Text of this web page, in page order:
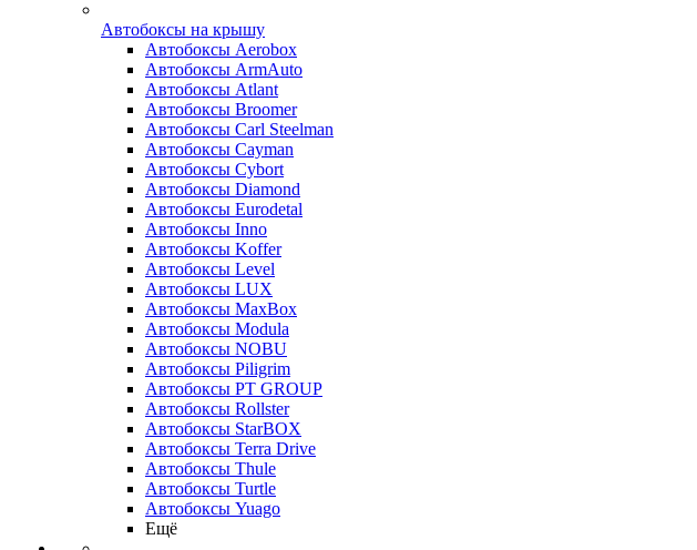
Автобоксы на крышу
Автобоксы Aerobox
Автобоксы ArmAuto
Автобоксы Atlant
Автобоксы Broomer
Автобоксы Carl Steelman
Автобоксы Cayman
Автобоксы Cybort
Автобоксы Diamond
Автобоксы Eurodetal
Автобоксы Inno
Автобоксы Koffer
Автобоксы Level
Автобоксы LUX
Автобоксы MaxBox
Автобоксы Modula
Автобоксы NOBU
Автобоксы Piligrim
Автобоксы PT GROUP
Автобоксы Rollster
Автобоксы StarBOX
Автобоксы Terra Drive
Автобоксы Thule
Автобоксы Turtle
Автобоксы Yuago
Ещё